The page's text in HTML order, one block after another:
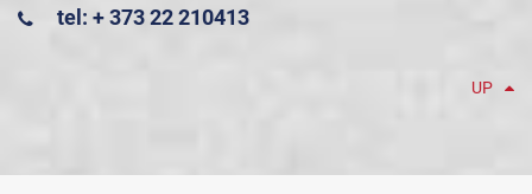
tel: + 373 22 210413
UP